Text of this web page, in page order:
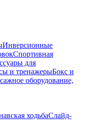
Инверсионные
Спортивная
для
и тренажерыБокс и
оборудование,
ходьбаСлайд-